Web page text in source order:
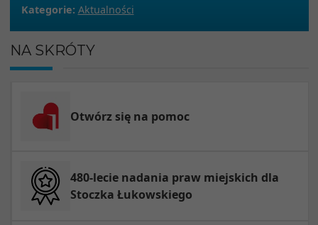
Kategorie: Aktualności
NA SKRÓTY
Otwórz się na pomoc
480-lecie nadania praw miejskich dla
Stoczka Łukowskiego